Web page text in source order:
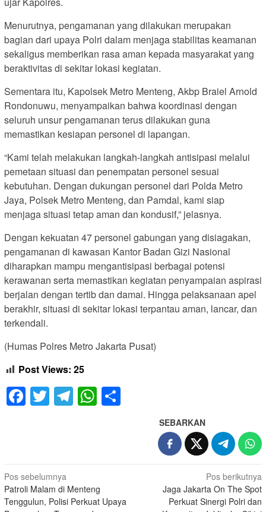
Menurutnya, pengamanan yang dilakukan merupakan
bagian dari upaya Polri dalam menjaga stabilitas keamanan
sekaligus memberikan rasa aman kepada masyarakat yang
beraktivitas di sekitar lokasi kegiatan.
Sementara itu, Kapolsek Metro Menteng, Akbp Braiel Arnold
Rondonuwu, menyampaikan bahwa koordinasi dengan
seluruh unsur pengamanan terus dilakukan guna
memastikan kesiapan personel di lapangan.
“Kami telah melakukan langkah-langkah antisipasi melalui
pemetaan situasi dan penempatan personel sesuai
kebutuhan. Dengan dukungan personel dari Polda Metro
Jaya, Polsek Metro Menteng, dan Pamdal, kami siap
menjaga situasi tetap aman dan kondusif,” jelasnya.
Dengan kekuatan 47 personel gabungan yang disiagakan,
pengamanan di kawasan Kantor Badan Gizi Nasional
diharapkan mampu mengantisipasi berbagai potensi
kerawanan serta memastikan kegiatan penyampaian aspirasi
berjalan dengan tertib dan damai. Hingga pelaksanaan apel
berakhir, situasi di sekitar lokasi terpantau aman, lancar, dan
terkendali.
(Humas Polres Metro Jakarta Pusat)
Post Views: 25
Facebook
Twitter
Telegram
WhatsApp
SEBARKAN
Navigasi
pos
Pos sebelumnya
Patroli Malam di Menteng
Tenggulun, Polisi Perkuat Upaya
Pos berikutnya
Jaga Jakarta On The Spot
Perkuat Sinergi Polri dan